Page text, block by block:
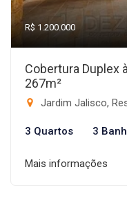
R$ 1.200.000
Cobertura Duplex
267m²
Jardim Jalisco,
3 Quartos 3
Mais informações